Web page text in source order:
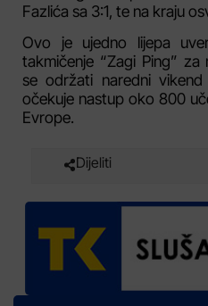
Fazlića sa 3:1, te na kraju
Ovo je ujedno lijepa
takmičenje “Zagi Ping”
se održati naredni
očekuje nastup oko 800
Evrope.
Dijeliti